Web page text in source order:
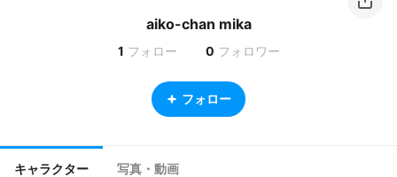
aiko-chan mika
1 フォロー 0 フォロワー
フォロー
キャラクター 写真・動画